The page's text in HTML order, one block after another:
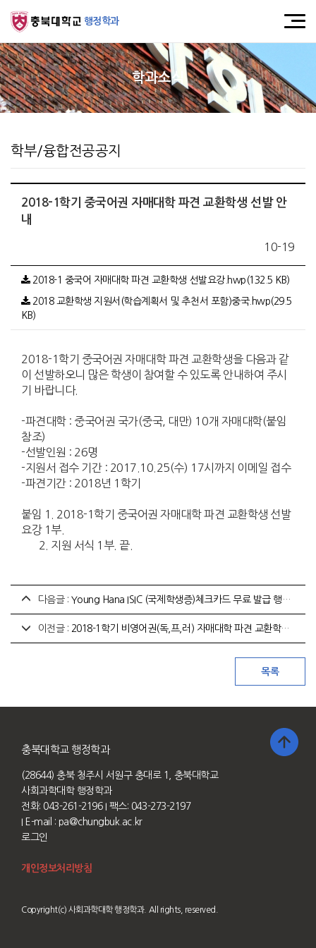
행정학과
학과소식
학부/융합전공공지
2018-1학기 중국어권 자매대학 파견 교환학생 선발 안
내
10-19
2018-1 중국어 자매대학 파견 교환학생 선발요강.hwp(132.5 KB)
2018 교환학생 지원서(학습계획서 및 추천서 포함)중국.hwp(29.5
KB)
2018-1학기 중국어권 자매대학 파견 교환학생을 다음과 같
이 선발하오니 많은 학생이 참여할 수 있도록 안내하여 주시
기 바랍니다.
-파견대학 : 중국어권 국가(중국, 대만) 10개 자매대학(붙임
참조)
-선발인원 : 26명
-지원서 접수 기간 : 2017.10.25(수) 17시까지 이메일 접수
-파견기간 : 2018년 1학기
붙임 1. 2018-1학기 중국어권 자매대학 파견 교환학생 선발
요강 1부.
2. 지원 서식 1부. 끝.
다음글 : Young Hana ISIC (국제학생증)체크카드 무료 발급 행사 안내
이전글 : 2018-1학기 비영어권(독,프,러) 자매대학 파견 교환학생 선발 안내
충북대학교 행정학과
(28644) 충북 청주시 서원구 충대로 1, 충북대학교
사회과학대학 행정학과
전화: 043-261-2196 I 팩스: 043-273-2197
I E-mail : pa@chungbuk.ac.kr
로그인
개인정보처리방침
Copyright(c) 사회과학대학 행정학과. All rights, reserved.